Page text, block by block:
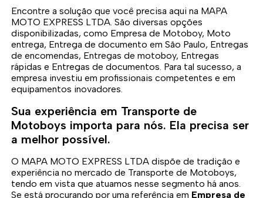
Encontre a solução que você precisa aqui na MAPA
MOTO EXPRESS LTDA. São diversas opções
disponibilizadas, como Empresa de Motoboy, Moto
entrega, Entrega de documento em São Paulo, Entregas
de encomendas, Entregas de motoboy, Entregas
rápidas e Entregas de documentos. Para tal sucesso, a
empresa investiu em profissionais competentes e em
equipamentos inovadores.
Sua experiência em Transporte de
Motoboys importa para nós. Ela precisa ser
a melhor possível.
O MAPA MOTO EXPRESS LTDA dispõe de tradição e
experiência no mercado de Transporte de Motoboys,
tendo em vista que atuamos nesse segmento há anos.
Se está procurando por uma referência em Empresa de